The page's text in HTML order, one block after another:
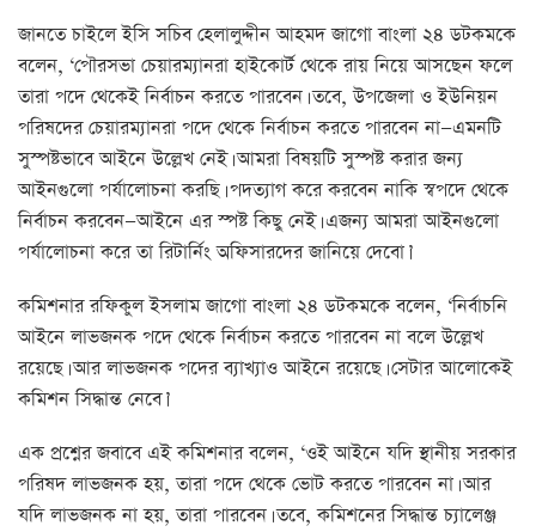
জানতে চাইলে ইসি সচিব হেলালুদ্দীন আহমদ জাগো বাংলা ২৪ ডটকমকে
বলেন, ‘পৌরসভা চেয়ারম্যানরা হাইকোর্ট থেকে রায় নিয়ে আসছেন ফলে
তারা পদে থেকেই নির্বাচন করতে পারবেন। তবে, উপজেলা ও ইউনিয়ন
পরিষদের চেয়ারম্যানরা পদে থেকে নির্বাচন করতে পারবেন না—এমনটি
সুস্পষ্টভাবে আইনে উল্লেখ নেই। আমরা বিষয়টি সুস্পষ্ট করার জন্য
আইনগুলো পর্যালোচনা করছি। পদত্যাগ করে করবেন নাকি স্বপদে থেকে
নির্বাচন করবেন—আইনে এর স্পষ্ট কিছু নেই। এজন্য আমরা আইনগুলো
পর্যালোচনা করে তা রিটার্নিং অফিসারদের জানিয়ে দেবো।’
কমিশনার রফিকুল ইসলাম জাগো বাংলা ২৪ ডটকমকে বলেন, ‘নির্বাচনি
আইনে লাভজনক পদে থেকে নির্বাচন করতে পারবেন না বলে উল্লেখ
রয়েছে। আর লাভজনক পদের ব্যাখ্যাও আইনে রয়েছে। সেটার আলোকেই
কমিশন সিদ্ধান্ত নেবে।’
এক প্রশ্নের জবাবে এই কমিশনার বলেন, ‘ওই আইনে যদি স্থানীয় সরকার
পরিষদ লাভজনক হয়, তারা পদে থেকে ভোট করতে পারবেন না। আর
যদি লাভজনক না হয়, তারা পারবেন। তবে, কমিশনের সিদ্ধান্ত চ্যালেঞ্জ